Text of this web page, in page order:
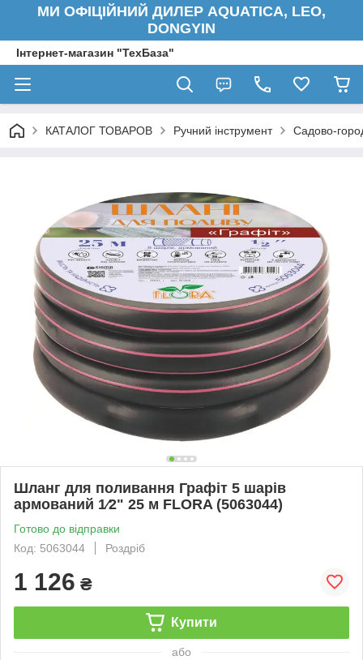
МИ ОФІЦІЙНИЙ ДИЛЕР AQUATICA, LEO,
DONGYIN
Інтернет-магазин "ТехБаза"
КАТАЛОГ ТОВАРОВ Ручний інструмент Садово-
Шланг для поливання Графіт 5 шарів
армований 1⁄2" 25 м FLORA (5063044)
Готово до відправки
Код: 5063044
Роздріб
1 126 ₴
Купити
або